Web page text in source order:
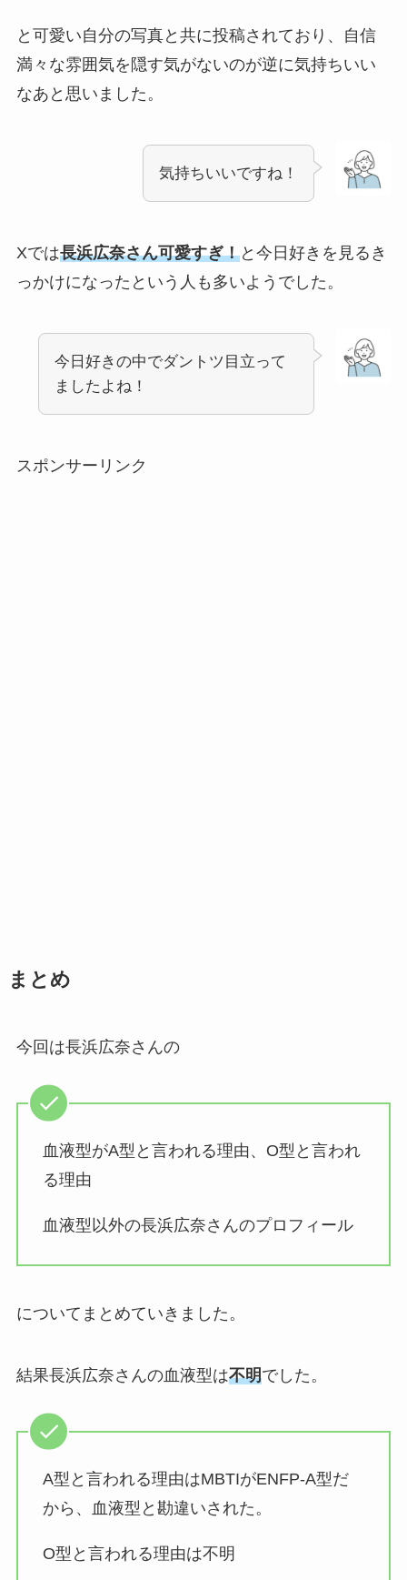
と可愛い自分の写真と共に投稿されており、自信
満々な雰囲気を隠す気がないのが逆に気持ちいい
なあと思いました。
気持ちいいですね！
Xでは長浜広奈さん可愛すぎ！と今日好きを見るき
っかけになったという人も多いようでした。
今日好きの中でダントツ目立って
ましたよね！
スポンサーリンク
まとめ
今回は長浜広奈さんの
血液型がA型と言われる理由、O型と言われ
る理由
血液型以外の長浜広奈さんのプロフィール
についてまとめていきました。
結果長浜広奈さんの血液型は不明でした。
A型と言われる理由はMBTIがENFP-A型だ
から、血液型と勘違いされた。
O型と言われる理由は不明